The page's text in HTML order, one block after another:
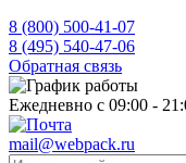
8 (800) 500-41-07
8 (495) 540-47-06
Обратная связь
Ежедневно с 09:00 -
mail@webpack.ru